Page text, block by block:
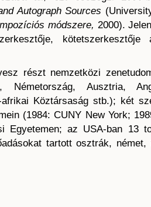
Autograph Sources
módszere, 2000).
kötetszerkesztője
részt nemzetközi
Németország, Ausztria,
Köztársaság stb.); két
(1984: CUNY New York;
Egyetemen; az USA-ban 13
tartott osztrák,